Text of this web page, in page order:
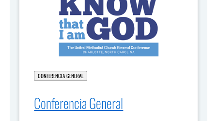
CONFERENCIA GENERAL
Conferencia General